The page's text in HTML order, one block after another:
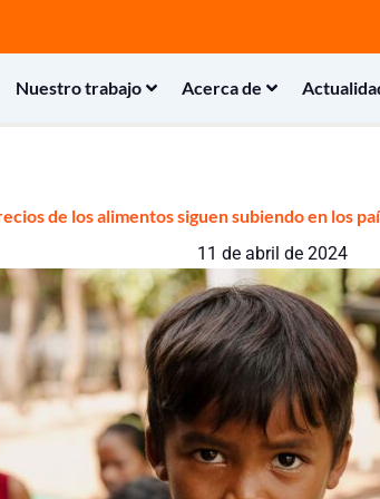
Nuestro trabajo Acerca de
de los alimentos siguen subiendo en los
11 de abril de 2024